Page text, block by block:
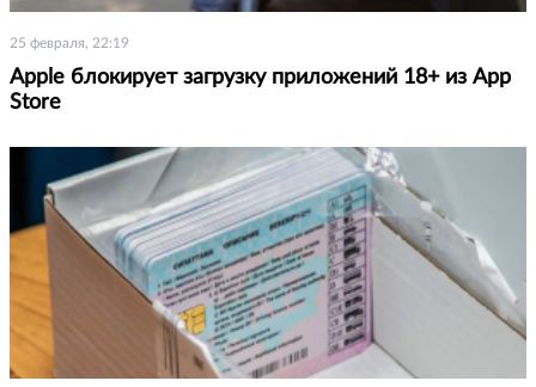
25 февраля, 22:19
Apple блокирует загрузку приложений 18+ из App
Store